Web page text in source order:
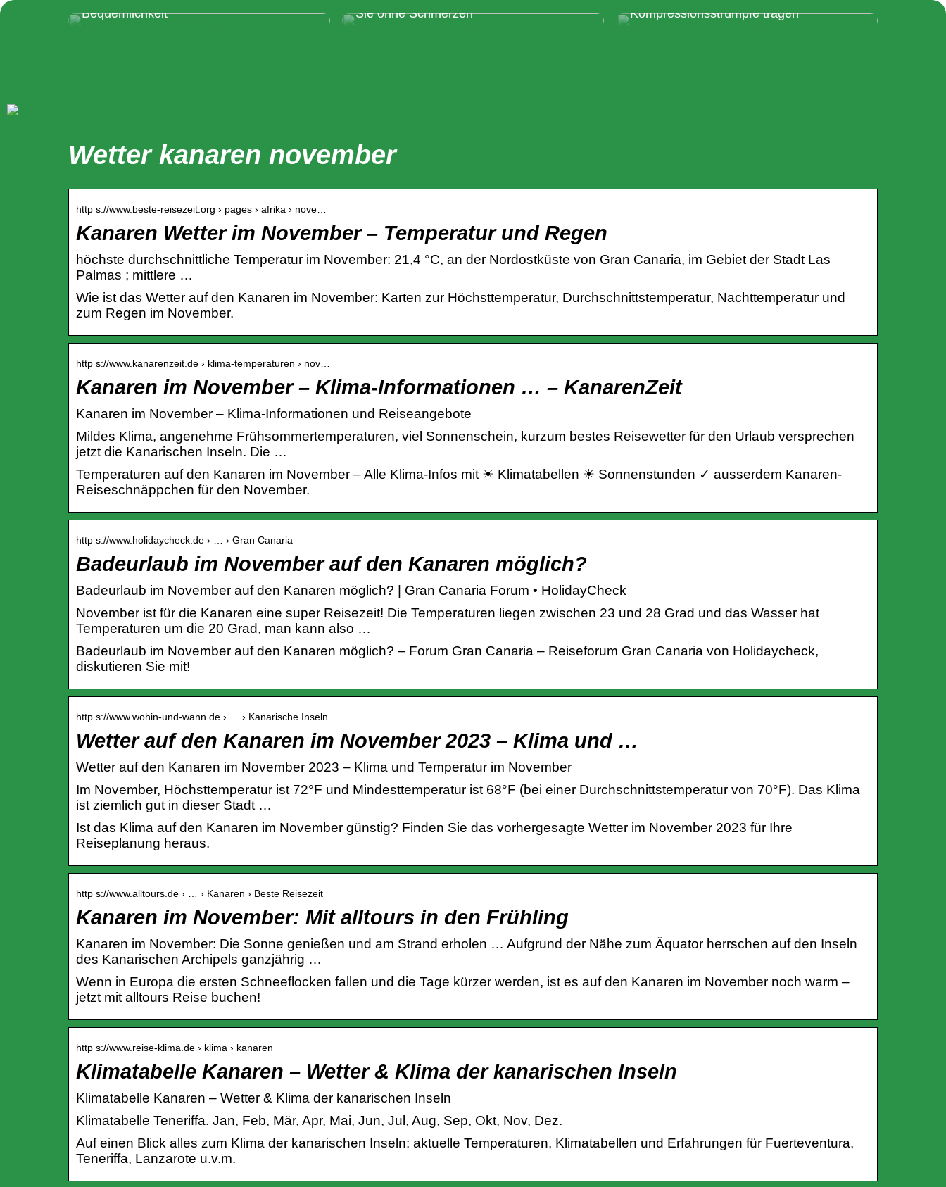
Bequemlichkeit
Sie ohne Schmerzen
Kompressionsstrümpfe tragen
Wetter kanaren november
http s://www.beste-reisezeit.org › pages › afrika › nove…
Kanaren Wetter im November – Temperatur und Regen
höchste durchschnittliche Temperatur im November: 21,4 °C, an der Nordostküste von Gran Canaria, im Gebiet der Stadt Las
Palmas ; mittlere …
Wie ist das Wetter auf den Kanaren im November: Karten zur Höchsttemperatur, Durchschnittstemperatur, Nachttemperatur und
zum Regen im November.
http s://www.kanarenzeit.de › klima-temperaturen › nov…
Kanaren im November – Klima-Informationen … – KanarenZeit
Kanaren im November – Klima-Informationen und Reiseangebote
Mildes Klima, angenehme Frühsommertemperaturen, viel Sonnenschein, kurzum bestes Reisewetter für den Urlaub versprechen
jetzt die Kanarischen Inseln. Die …
Temperaturen auf den Kanaren im November – Alle Klima-Infos mit ☀ Klimatabellen ☀ Sonnenstunden ✓ ausserdem Kanaren-
Reiseschnäppchen für den November.
http s://www.holidaycheck.de › … › Gran Canaria
Badeurlaub im November auf den Kanaren möglich?
Badeurlaub im November auf den Kanaren möglich? | Gran Canaria Forum • HolidayCheck
November ist für die Kanaren eine super Reisezeit! Die Temperaturen liegen zwischen 23 und 28 Grad und das Wasser hat
Temperaturen um die 20 Grad, man kann also …
Badeurlaub im November auf den Kanaren möglich? – Forum Gran Canaria – Reiseforum Gran Canaria von Holidaycheck,
diskutieren Sie mit!
http s://www.wohin-und-wann.de › … › Kanarische Inseln
Wetter auf den Kanaren im November 2023 – Klima und …
Wetter auf den Kanaren im November 2023 – Klima und Temperatur im November
Im November, Höchsttemperatur ist 72°F und Mindesttemperatur ist 68°F (bei einer Durchschnittstemperatur von 70°F). Das Klima
ist ziemlich gut in dieser Stadt …
Ist das Klima auf den Kanaren im November günstig? Finden Sie das vorhergesagte Wetter im November 2023 für Ihre
Reiseplanung heraus.
http s://www.alltours.de › … › Kanaren › Beste Reisezeit
Kanaren im November: Mit alltours in den Frühling
Kanaren im November: Die Sonne genießen und am Strand erholen … Aufgrund der Nähe zum Äquator herrschen auf den Inseln
des Kanarischen Archipels ganzjährig …
Wenn in Europa die ersten Schneeflocken fallen und die Tage kürzer werden, ist es auf den Kanaren im November noch warm –
jetzt mit alltours Reise buchen!
http s://www.reise-klima.de › klima › kanaren
Klimatabelle Kanaren – Wetter & Klima der kanarischen Inseln
Klimatabelle Kanaren – Wetter & Klima der kanarischen Inseln
Klimatabelle Teneriffa. Jan, Feb, Mär, Apr, Mai, Jun, Jul, Aug, Sep, Okt, Nov, Dez.
Auf einen Blick alles zum Klima der kanarischen Inseln: aktuelle Temperaturen, Klimatabellen und Erfahrungen für Fuerteventura,
Teneriffa, Lanzarote u.v.m.